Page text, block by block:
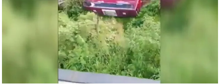
Rosario Miñano
08 de mayo de 2023, 09:35
WhatsappFacebook
X Linkedin